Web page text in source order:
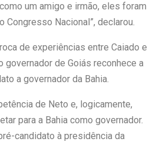
um amigo e irmão, eles foram
Congresso Nacional”, declarou.
de experiências entre Caiado e
governador de Goiás reconhece a
a governador da Bahia.
de Neto e, logicamente,
para a Bahia como governador.
candidato à presidência da